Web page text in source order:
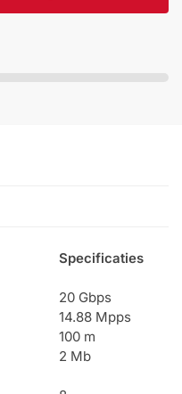
Specificaties
20 Gbps
14.88 Mpps
100 m
2 Mb